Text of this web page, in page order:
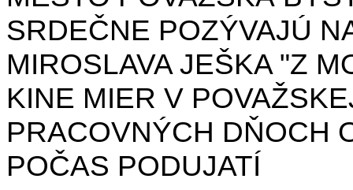
SRDEČNE POZÝVAJÚ
MIROSLAVA JEŠKA "Z
KINE MIER V
PRACOVNÝCH DŇOCH
POČAS PODUJATÍ